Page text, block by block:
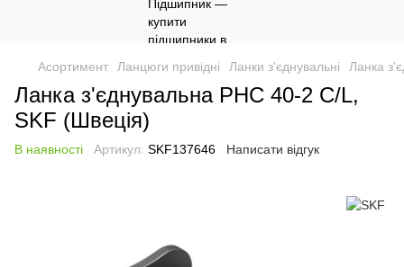
Асортимент Ланцюги привідні Ланки з'єднувальні Ланка
Ланка з'єднувальна PHC 40-2 C/L,
SKF (Швеція)
В наявності Артикул: SKF137646 Написати відгук